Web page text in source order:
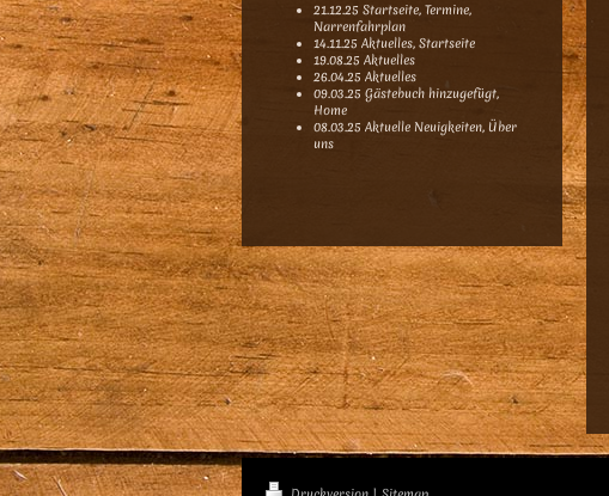
21.12.25 Startseite, Termine,
Narrenfahrplan
14.11.25 Aktuelles, Startseite
19.08.25 Aktuelles
26.04.25 Aktuelles
09.03.25 Gästebuch hinzugefügt,
Home
08.03.25 Aktuelle Neuigkeiten, Über
uns